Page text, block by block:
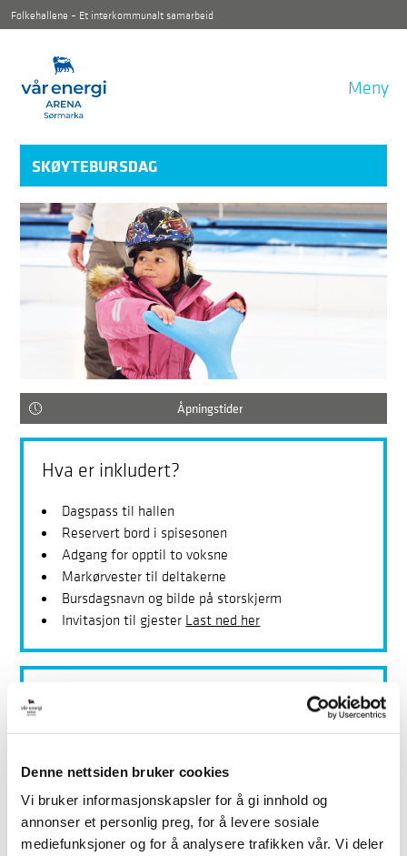
Denne nettsiden bruker cookies
Vi bruker informasjonskapsler for å gi innhold og
annonser et personlig preg, for å levere sosiale
mediefunksjoner og for å analysere trafikken vår. Vi deler
Folkehallene – Et interkommunalt samarbeid
Meny
SKØYTEBURSDAG
Åpningstider
Hva er inkludert?
Dagspass til hallen
Reservert bord i spisesonen
Adgang for opptil to voksne
Markørvester til deltakerne
Bursdagsnavn og bilde på storskjerm
Invitasjon til gjester Last ned her
Kr 149,- pr barn.
Sko og hjelmer kan leies i skøyteutleien:
Skøyter barn kr 45,-
Skøyter voksne kr 70,-
Hjelm fra kr 35,-